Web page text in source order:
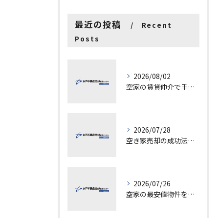
最近の投稿
Recent
Posts
2026/08/02
空家の賃貸仲介で手数料と上限を徹底解説し200万円物件の注意点も紹介
2026/07/28
空き家売却の成功法と注意点
2026/07/26
空家の最安値物件を茨城県水戸市つくば市で探す方法と賢い売却ポイントを徹底解説